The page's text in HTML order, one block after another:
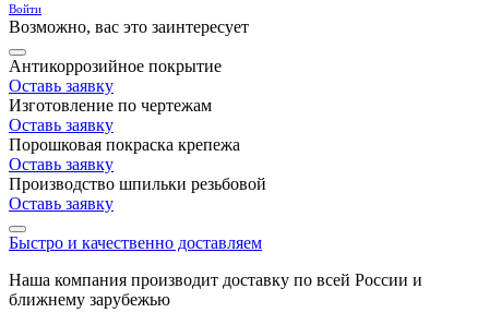
Войти
Возможно, вас это заинтересует
Антикоррозийное покрытие
Оставь заявку
Изготовление по чертежам
Оставь заявку
Порошковая покраска крепежа
Оставь заявку
Производство шпильки резьбовой
Оставь заявку
Быстро и качественно доставляем
Наша компания производит доставку по всей России и
ближнему зарубежью